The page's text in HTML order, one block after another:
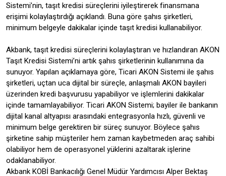
Sistemi’nin, taşıt kredisi süreçlerini iyileştirerek finansmana
erişimi kolaylaştırdığı açıklandı. Buna göre şahıs şirketleri,
minimum belgeyle dakikalar içinde taşıt kredisi kullanabiliyor.
Akbank, taşıt kredisi süreçlerini kolaylaştıran ve hızlandıran AKON
Taşıt Kredisi Sistemi’ni artık şahıs şirketlerinin kullanımına da
sunuyor. Yapılan açıklamaya göre, Ticari AKON Sistemi ile şahıs
şirketleri, uçtan uca dijital bir süreçle, anlaşmalı AKON bayileri
üzerinden kredi başvurusu yapabiliyor ve işlemlerini dakikalar
içinde tamamlayabiliyor. Ticari AKON Sistemi; bayiler ile bankanın
dijital kanal altyapısı arasındaki entegrasyonla hızlı, güvenli ve
minimum belge gerektiren bir süreç sunuyor. Böylece şahıs
şirketine sahip müşteriler hem zaman kaybetmeden araç sahibi
olabiliyor hem de operasyonel yüklerini azaltarak işlerine
odaklanabiliyor.
Akbank KOBİ Bankacılığı Genel Müdür Yardımcısı Alper Bektaş